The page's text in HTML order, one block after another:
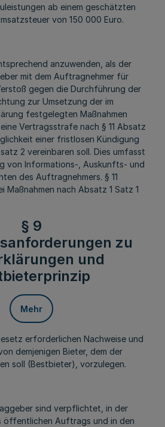
ab einem geschätzten
von 150 000 Euro.
anzuwenden, als der
mit dem Auftragnehmer für
gegen die Durchführung der
zur Umsetzung der im
festgelegten Maßnahmen
Vertragsstrafe nach § 11 Absatz
einer fristlosen Kündigung
2 vereinbaren soll. Dies umfasst
von Informations-, Auskunfts- und
des Auftragnehmers. § 11
Maßnahmen nach Absatz 1 Satz 1
§ 9
zu
und
Mehr
erforderlichen Nachweise und
demjenigen Bieter, dem der
soll (Bestbieter), vorzulegen.
sind verpflichtet, in der
öffentlichen Auftrags und in den